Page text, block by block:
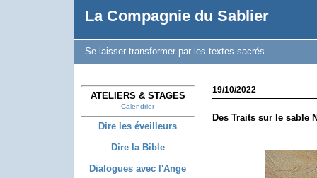
La Compagnie du Sablier
Se laisser transformer par les textes sacrés
ATELIERS & STAGES
Calendrier
Dire les éveilleurs
Dire la Bible
Dialogues avec l'Ange
19/10/2022
Des Traits sur le sable